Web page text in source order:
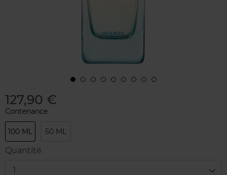
127,90 €
Contenance
100 ML 50 ML
Quantité
1